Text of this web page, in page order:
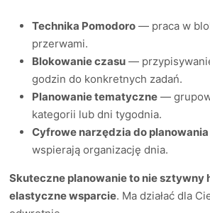
Technika Pomodoro — praca w
przerwami.
Blokowanie czasu —
godzin do konkretnych zadań.
Planowanie tematyczne —
kategorii lub dni tygodnia.
Cyfrowe narzędzia do planowania
wspierają organizację dnia.
Skuteczne planowanie to nie sztywny
elastyczne wsparcie. Ma działać dla